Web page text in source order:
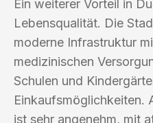
Ein weiterer Vorteil in
Lebensqualität. Die
moderne Infrastruktur
medizinischen
Schulen und
Einkaufsmöglichkeiten.
ist sehr angenehm, mit